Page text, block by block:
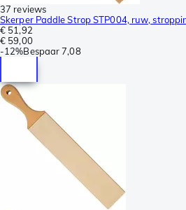
37 reviews
Skerper Paddle Strop STP004, ruw,
€ 51,92
€ 59,00
-12%Bespaar 7,08